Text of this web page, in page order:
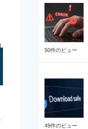
50件のビュー
49件のビュー